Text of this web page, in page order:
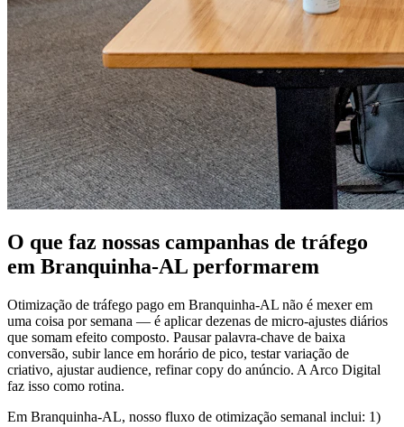
O que faz nossas campanhas de tráfego
em Branquinha-AL performarem
Otimização de tráfego pago em Branquinha-AL não é mexer em
uma coisa por semana — é aplicar dezenas de micro-ajustes diários
que somam efeito composto. Pausar palavra-chave de baixa
conversão, subir lance em horário de pico, testar variação de
criativo, ajustar audience, refinar copy do anúncio. A Arco Digital
faz isso como rotina.
Em Branquinha-AL, nosso fluxo de otimização semanal inclui: 1)